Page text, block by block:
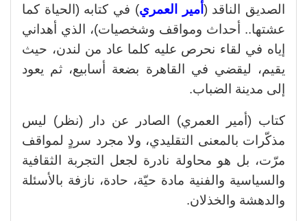
الصديق الناقد ( أمير العمري) في كتابه (الحياة كما
عشتها.. أحداث ومواقف وشخصيات)، الذي أهداني
إياه في لقاء نحرص عليه كلما عاد من لندن، حيث
يقيم، ليقضي في القاهرة بضعة أسابيع، ثم يعود
إلى مدينة الضباب.
كتاب (أمير العمري) الصادر عن دار (نظر) ليس
مذكّرات بالمعنى التقليدي، ولا مجرد سردٍ لمواقف
مرّت، بل هو محاولة نادرة لجعل التجربة الثقافية
والسياسية والفنية مادة حيّة، حادة، نازفة بالأسئلة
والدهشة والخذلان.